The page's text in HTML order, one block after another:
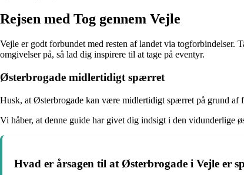
Rejsen med Tog gennem Vejle
Vejle er godt forbundet med resten af landet via togforbindelser.
omgivelser på, så lad dig inspirere til at tage på eventyr.
Østerbrogade midlertidigt spærret
Husk, at Østerbrogade kan være midlertidigt spærret på grund af
Vi håber, at denne guide har givet dig indsigt i den vidunderlige
Hvad er årsagen til at Østerbrogade i Vejle er